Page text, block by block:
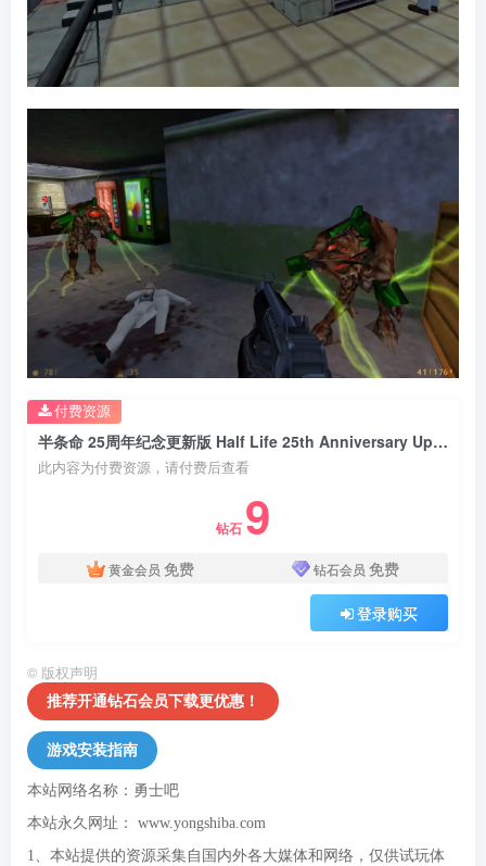
半条命 25周年纪念更新版 Half Life 25th Anniversary Update
此内容为付费资源，请付费后查看
钻石 9
黄金会员 免费 钻石会员 免费
登录购买
付费资源
© 版权声明
推荐开通钻石会员下载更优惠！
游戏安装指南
本站网络名称：勇士吧
本站永久网址： www.yongshiba.com
1、本站提供的资源采集自国内外各大媒体和网络，仅供试玩体